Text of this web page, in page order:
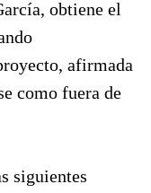
obtiene el
afirmada
como fuera de
siguientes